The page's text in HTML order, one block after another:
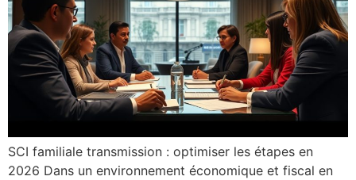
SCI familiale transmission : optimiser les étapes en
2026 Dans un environnement économique et fiscal en